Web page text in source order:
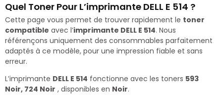
Quel Toner Pour L’imprimante DELL E 514 ?
Cette page vous permet de trouver rapidement le toner
compatible avec l’imprimante DELL E 514. Nous
référençons uniquement des consommables parfaitement
adaptés à ce modèle, pour une impression fiable et sans
erreur.
L’imprimante DELL E 514 fonctionne avec les toners 593
Noir, 724 Noir , disponibles en Noir.